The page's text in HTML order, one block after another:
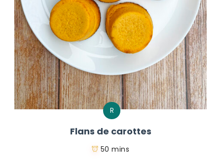
R
Flans de carottes
50 mins